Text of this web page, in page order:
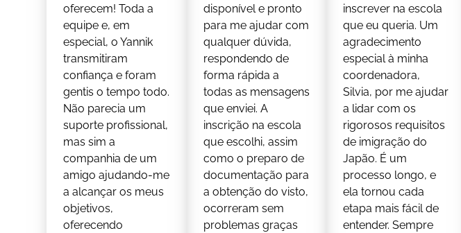
oferecem! Toda a
equipe e, em
especial, o Yannik
transmitiram
confiança e foram
gentis o tempo todo.
Não parecia um
suporte profissional,
mas sim a
companhia de um
amigo ajudando-me
a alcançar os meus
objetivos,
oferecendo
disponível e pronto
para me ajudar com
qualquer dúvida,
respondendo de
forma rápida a
todas as mensagens
que enviei. A
inscrição na escola
que escolhi, assim
como o preparo de
documentação para
a obtenção do visto,
ocorreram sem
problemas graças
inscrever na escola
que eu queria. Um
agradecimento
especial à minha
coordenadora,
Silvia, por me ajudar
a lidar com os
rigorosos requisitos
de imigração do
Japão. É um
processo longo, e
ela tornou cada
etapa mais fácil de
entender. Sempre